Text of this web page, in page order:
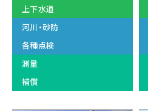
上下水道
河川・砂防
各種点検
測量
補償